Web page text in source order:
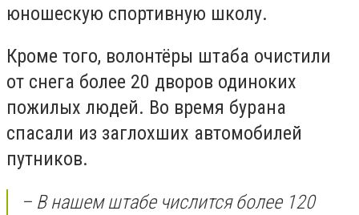
юношескую спортивную школу.
Кроме того, волонтёры штаба очистили
от снега более 20 дворов одиноких
пожилых людей. Во время бурана
спасали из заглохших автомобилей
путников.
– В нашем штабе числится более 120